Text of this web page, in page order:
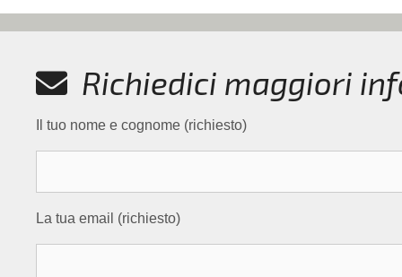
Richiedici maggiori
Il tuo nome e cognome (richiesto)
La tua email (richiesto)